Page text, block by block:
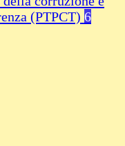
(PTPCT) 6